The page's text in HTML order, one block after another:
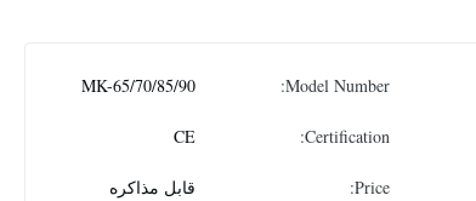
Model Number:
MK-65/70/85/90
Certification:
CE
Price: قابل مذاکره